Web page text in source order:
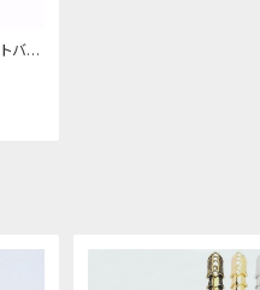
バッ